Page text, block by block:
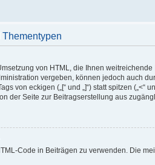
Thementypen
von HTML, die Ihnen
vergeben, können jedoch auch
von eckigen („[“ und „]“) statt spitzen
der Seite zur Beitragserstellung aus
Code in Beiträgen zu verwenden. Die